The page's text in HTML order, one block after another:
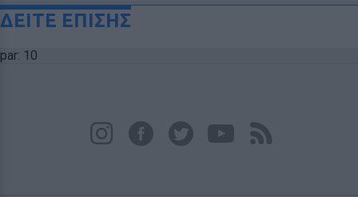
ΔΕΙΤΕ ΕΠΙΣΗΣ
par: 10